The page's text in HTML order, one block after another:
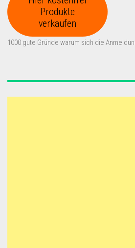
Produkte
verkaufen
1000 gute Gründe warum sich die